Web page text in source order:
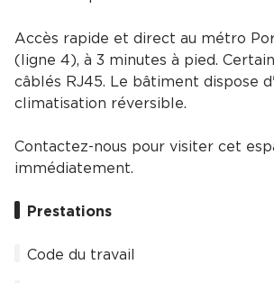
Accès rapide et direct au métro
(ligne 4), à 3 minutes à pied.
câblés RJ45. Le bâtiment dispose
climatisation réversible.
Contactez-nous pour visiter cet
immédiatement.
Prestations
Code du travail